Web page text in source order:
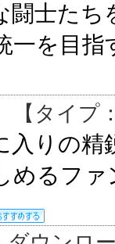
闘士た
一を目
【タイ
入りの
めるフ